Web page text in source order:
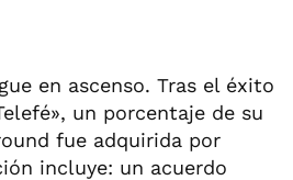
en ascenso. Tras el éxito
un porcentaje de su
fue adquirida por
incluye: un acuerdo